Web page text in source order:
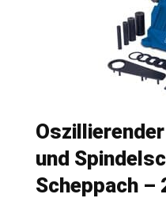
und
Scheppach –